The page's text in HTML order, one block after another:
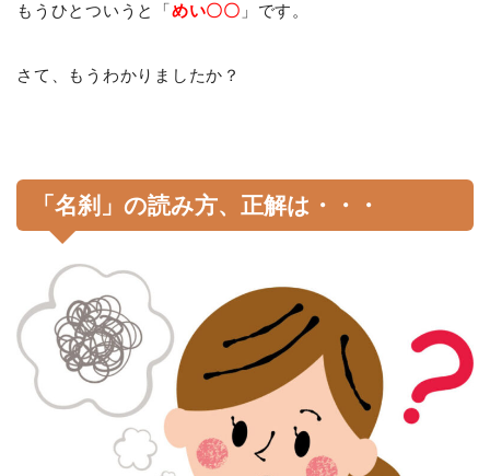
もうひとついうと「めい〇〇 」です。
さて、もうわかりましたか？
「名刹」の読み方、正解は・・・